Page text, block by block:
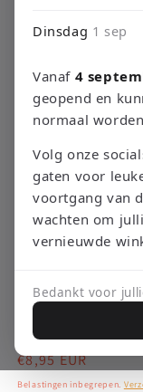
modaal
Snow
Dwarfs –
Normale
prijs
€8,95 EUR
Belastingen inbegrepen.
Dinsdag 1 sep
Vanaf 4
geopend en
normaal
Volg onze
gaten voor
voortgang van
wachten om
vernieuwde
Bedankt voor